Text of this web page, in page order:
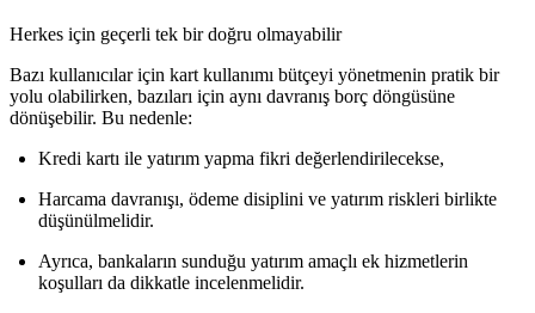
Herkes için geçerli tek bir doğru olmayabilir
Bazı kullanıcılar için kart kullanımı bütçeyi yönetmenin pratik bir
yolu olabilirken, bazıları için aynı davranış borç döngüsüne
dönüşebilir. Bu nedenle:
Kredi kartı ile yatırım yapma fikri değerlendirilecekse,
Harcama davranışı, ödeme disiplini ve yatırım riskleri birlikte
düşünülmelidir.
Ayrıca, bankaların sunduğu yatırım amaçlı ek hizmetlerin
koşulları da dikkatle incelenmelidir.